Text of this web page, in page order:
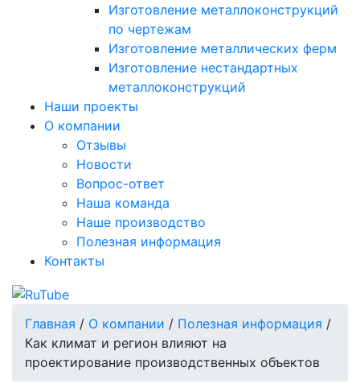
Изготовление металлоконструкций
по чертежам
Изготовление металлических ферм
Изготовление нестандартных
металлоконструкций
Наши проекты
О компании
Отзывы
Новости
Вопрос-ответ
Наша команда
Наше производство
Полезная информация
Контакты
Главная / О компании / Полезная информация /
Как климат и регион влияют на
проектирование производственных объектов